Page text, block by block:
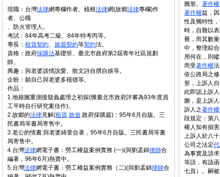
現職：台灣法律網專欄作者、植根法律網(故鄉法律專欄)作
者、公職
、防火管理人。
考試：84年高考二級、84年特考丙等。
專長： 租賃契約、 旅遊契約等契約法。
資格：政府採購法基礎班、臺北市政府第2屆青年社區規劃
師。
興趣：與老婆談情說愛、散文詩自撰自娛等。
企盼：願自己與老婆多積德等。
作品：
1.地籍圖重測後疑義處理之初探(獲臺北市政府評審為93年度員
工平時自行研究案佳作)。
2.故鄉的法律見解(租賃.旅遊.政府採購篇)：95年6月自版。三
民書局等書局寄售中。
3.老公的情書:與老婆綺萱合著，95年6月自版。三民書局等書
局寄售中。
4.台灣法律網電子書：勞工權益案例實務 (一)(與劉孟錦律師合
編著，96年6月)熱賣中。
5.台灣法律網電子書：勞工權益案例實務（二)(與劉孟錦律師合
圖形。 著作權
著作權益，
性及獨特性
時，自難以
冊，而其數
中，整理綜
用何在，則
而受著作權
依公路局之
形，上訴人
此即認上訴
圖，是上訴
訴人之著作權
段規定：第
權人知有損
上訴人於八
公司之法定
為事實及請
等語，有該
七頁）。嗣